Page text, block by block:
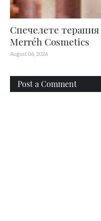
Спечелете
Merréh Cosmetics
August 06, 2026
Post a Comment